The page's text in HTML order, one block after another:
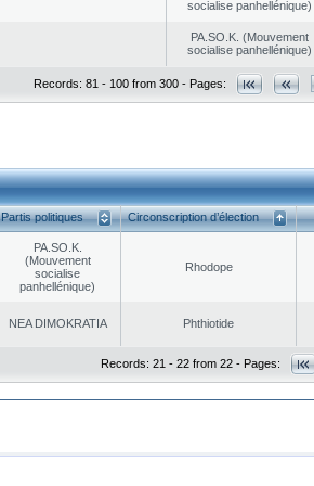
socialise panhellénique)
PA.SO.K. (Mouvement
socialise panhellénique)
Records: 81 - 100 from 300 - Pages:
Partis politiques Circonscription d’élection
PA.SO.K.
(Mouvement
socialise
panhellénique)
Rhodope
NEA DΙMOKRATIA Phthiotide
Records: 21 - 22 from 22 - Pages: